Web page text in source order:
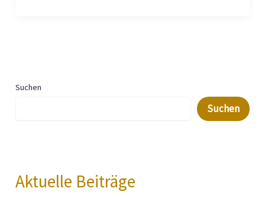
Suchen
Suchen
Aktuelle Beiträge